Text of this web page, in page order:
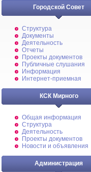
Городской Совет
Структура
Документы
Деятельность
Отчеты
Проекты документов
Публичные слушания
Информация
Интернет-приемная
КСК Мирного
Общая информация
Структура
Деятельность
Проекты документов
Новости и объявления
Администрация